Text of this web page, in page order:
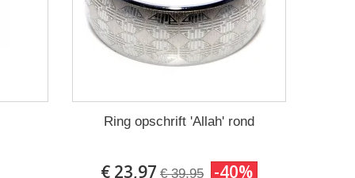
Ring opschrift 'Allah' rond
€ 23,97 € 39,95 -40%